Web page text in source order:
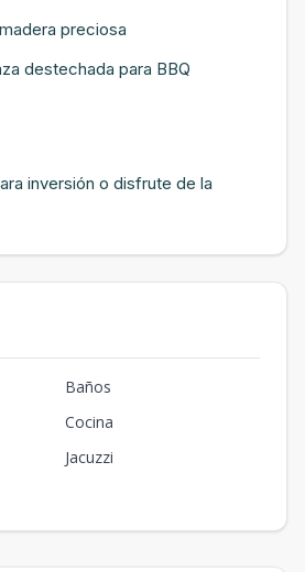
preciosa
destechada para BBQ
inversión o disfrute de la
Baños
Cocina
Jacuzzi